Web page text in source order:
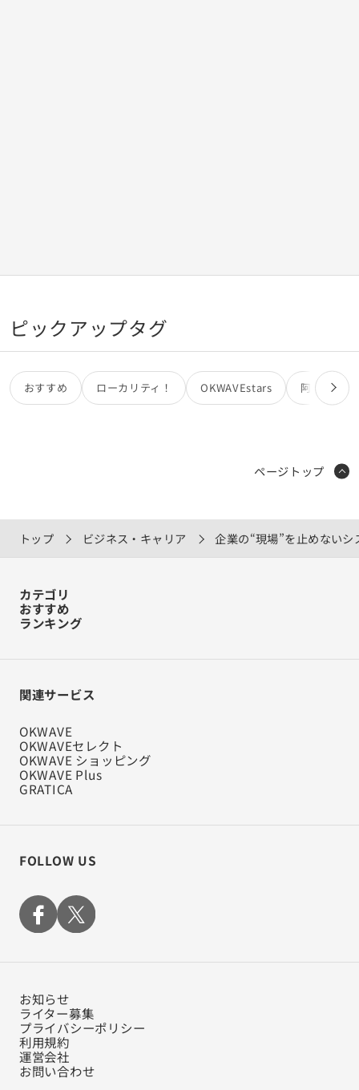
ピックアップタグ
おすすめ ローカリティ！ OKWAVEstars 阿部亮
トップ ビジネス・キャリア 企業の“現場”を止めない
ページトップ
カテゴリ
おすすめ
ランキング
関連サービス
OKWAVE
OKWAVEセレクト
OKWAVE ショッピング
OKWAVE Plus
GRATICA
FOLLOW US
お知らせ
ライター募集
プライバシーポリシー
利用規約
運営会社
お問い合わせ